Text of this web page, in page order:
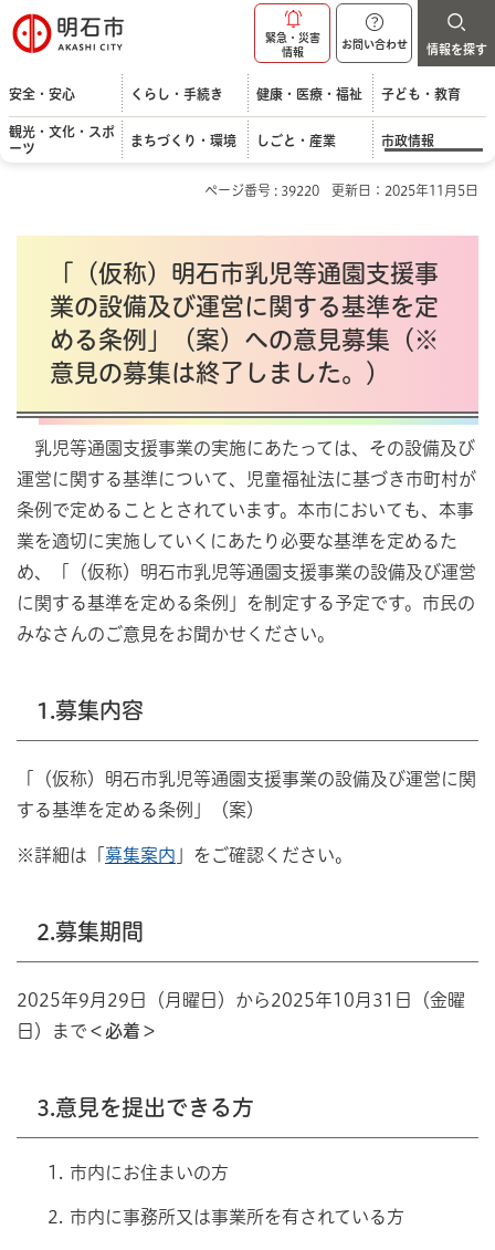
明石市
緊急・災害
情報
お問い合わせ 情報を探す
安全・安心 くらし・手続き 健康・医療・福祉 子ども・教育
観光・文化・スポ
ーツ
まちづくり・環境 しごと・産業 市政情報
ページ番号 : 39220 更新日：2025年11月5日
「（仮称）明石市乳児等通園支援事
業の設備及び運営に関する基準を定
める条例」（案）への意見募集（※
意見の募集は終了しました。）
乳児等通園支援事業の実施にあたっては、その設備及び
運営に関する基準について、児童福祉法に基づき市町村が
条例で定めることとされています。本市においても、本事
業を適切に実施していくにあたり必要な基準を定めるた
め、「（仮称）明石市乳児等通園支援事業の設備及び運営
に関する基準を定める条例」を制定する予定です。市民の
みなさんのご意見をお聞かせください。
1.募集内容
「（仮称）明石市乳児等通園支援事業の設備及び運営に関
する基準を定める条例」（案）
※詳細は「 募集案内 」をご確認ください。
2.募集期間
2025年9月29日（月曜日）から2025年10月31日（金曜
日）まで ＜必着＞
3.意見を提出できる方
市内にお住まいの方
市内に事務所又は事業所を有されている方